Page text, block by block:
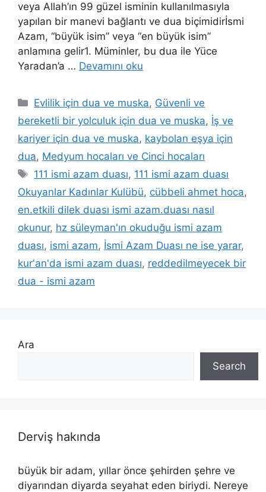
veya Allah’ın 99 güzel isminin kullanılmasıyla
yapılan bir manevi bağlantı ve dua biçimidirİsmi
Azam, “büyük isim” veya “en büyük isim”
anlamına gelir1. Müminler, bu dua ile Yüce
Yaradan’a … Devamını oku
Evlilik için dua ve muska, Güvenli ve
bereketli bir yolculuk için dua ve muska, İş ve
kariyer için dua ve muska, kaybolan eşya için
dua, Medyum hocaları ve Cinci hocaları
111 ismi azam duası, 111 ismi azam duası
Okuyanlar Kadınlar Kulübü, cübbeli ahmet hoca,
en.etkili dilek duası ismi azam.duası nasıl
okunur, hz süleyman'ın okuduğu ismi azam
duası, ismi azam, İsmi Azam Duası ne ise yarar,
kur'an'da ismi azam duası, reddedilmeyecek bir
dua - ismi azam
Ara
Search
Derviş hakında
büyük bir adam, yıllar önce şehirden şehre ve
diyarından diyarda seyahat eden biriydi. Nereye